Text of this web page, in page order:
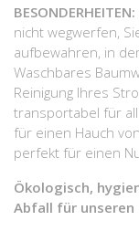
BESONDERHEITEN:
nicht wegwerfen,
aufbewahren, in
Waschbares
Reinigung Ihres
transportabel für
für einen Hauch
perfekt für einen
Ökologisch,
Abfall für unseren